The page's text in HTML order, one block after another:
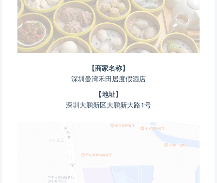
【商家名称】
深圳曼湾禾田居度假酒店
【地址】
深圳大鹏新区大鹏新大路1号